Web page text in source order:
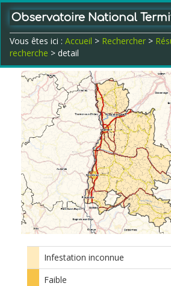
Observatoire National
Vous êtes ici : Accueil > Rechercher >
recherche > detail
Infestation inconnue
Faible